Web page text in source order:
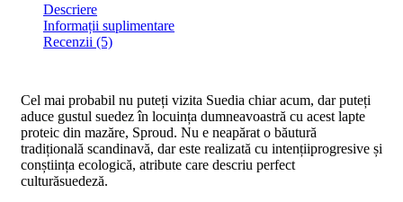
Descriere
Informații suplimentare
Recenzii (5)
Cel mai probabil nu puteți vizita Suedia chiar acum, darputeți
aduce gustul suedezîn locuința dumneavoastră cu acest lapte
proteic din mazăre, Sproud. Nu e neapărat o băutură
tradițională scandinavă, dar este realizată cu intențiiprogresive și
conștiința ecologică, atribute care descriu perfect
culturăsuedeză.